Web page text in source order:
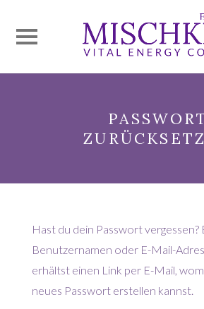
Hast du dein Passwort vergessen?
Benutzernamen oder E-Mail-
erhältst einen Link per E-Mail,
neues Passwort erstellen kannst.